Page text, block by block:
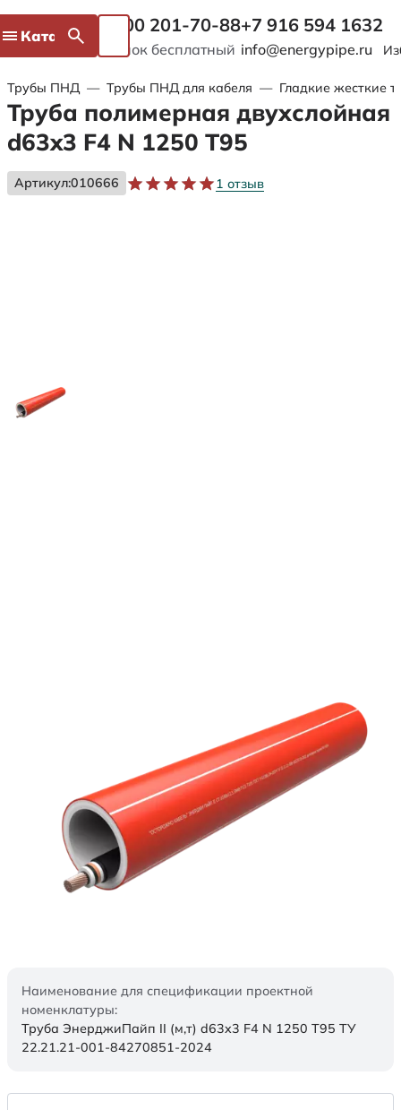
Каталог 8 800 201-70-88
Звонок бесплатный
+7 916 594 1632
info@energypipe.ru
Трубы ПНД — Трубы ПНД для кабеля — Гладкие жесткие
Труба полимерная двухслойная
d63x3 F4 N 1250 Т95
Артикул:010666 1 отзыв
Наименование для спецификации проектной
номенклатуры:
Труба ЭнерджиПайп II (м,т) d63x3 F4 N 1250 Т95 ТУ
22.21.21-001-84270851-2024